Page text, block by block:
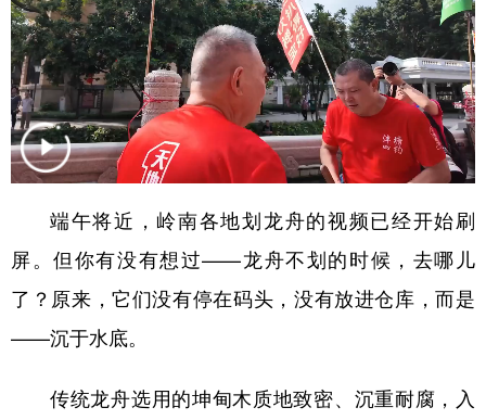
文化 书画 健康 军事
访谈 视频 图片 政务
法律 中央文件 金融 汽车
食品 人居 信息化 数字经济
学术中国 乡村振兴 银龄 溯源中国
城市 旅游 能源 会展
公益
端午将近，岭南各地划龙舟的视频已经开始刷
屏。但你有没有想过——龙舟不划的时候，去哪儿
了？原来，它们没有停在码头，没有放进仓库，而是
——沉于水底。
传统龙舟选用的坤甸木质地致密、沉重耐腐，入